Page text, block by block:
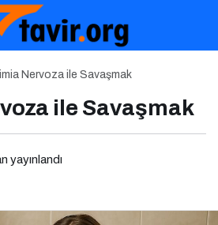
Nervoza ile Savaşmak
ile Savaşmak
yayınlandı
İyileşmek